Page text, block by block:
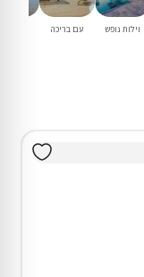
וילות נופש עם בריכה